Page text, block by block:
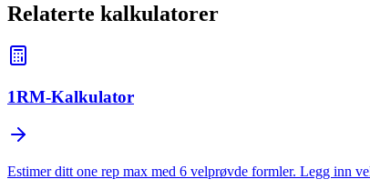
Relaterte kalkulatorer
1RM-Kalkulator
Estimer ditt one rep max med 6 velprøvde formler. Legg inn